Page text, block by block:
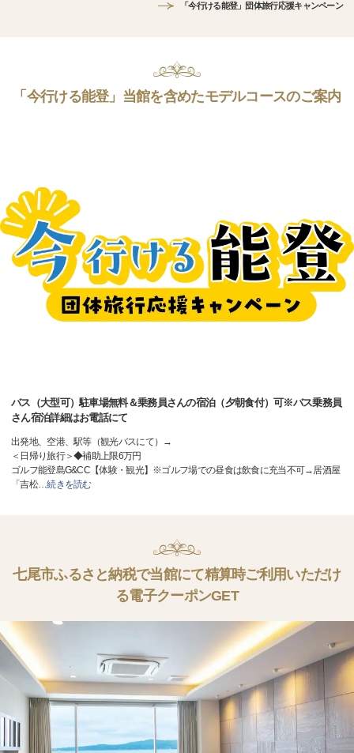
「今行ける能登」団体旅行応援キャンペーン
「今行ける能登」当館を含めたモデルコースのご案内
バス（大型可）駐車場無料＆乗務員さんの宿泊（夕朝食付）可※バス乗務員
さん宿泊詳細はお電話にて
出発地、空港、駅等（観光バスにて）→
＜日帰り旅行＞◆補助上限6万円
ゴルフ能登島G&CC【体験・観光】※ゴルフ場での昼食は飲食に充当不可→居酒屋
「吉松…続きを読む
七尾市ふるさと納税で当館にて精算時ご利用いただけ
る電子クーポンGET